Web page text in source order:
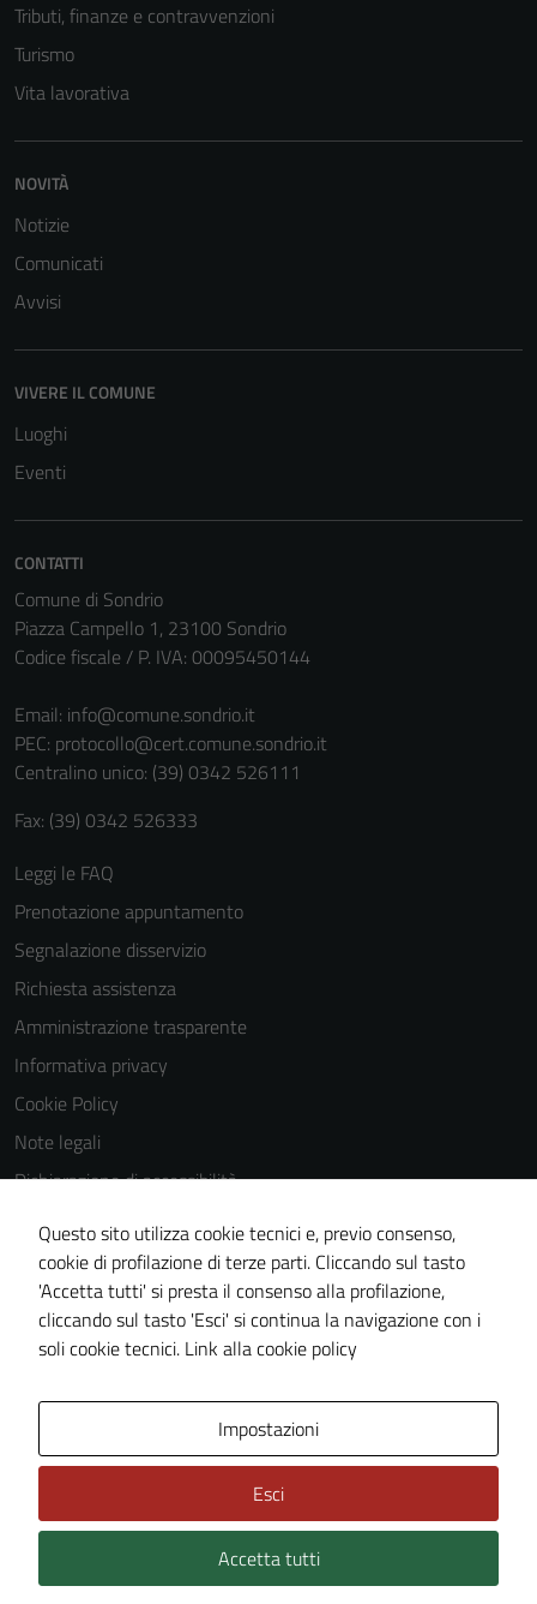
Tributi, finanze e contravvenzioni
Turismo
Vita lavorativa
NOVITÀ
Notizie
Comunicati
Avvisi
VIVERE IL COMUNE
Luoghi
Eventi
CONTATTI
Comune di Sondrio
Piazza Campello 1, 23100 Sondrio
Codice fiscale / P. IVA: 00095450144
Email: info@comune.sondrio.it
PEC: protocollo@cert.comune.sondrio.it
Centralino unico: (39) 0342 526111
Fax: (39) 0342 526333
Leggi le FAQ
Prenotazione appuntamento
Segnalazione disservizio
Richiesta assistenza
Amministrazione trasparente
Informativa privacy
Cookie Policy
Note legali
Dichiarazione di accessibilità
Dichiarazione di accessibilità Servizi
Whistleblowing
Piano di miglioramento del sito
Area riservata
Technical Design s.r.l.
Questo sito utilizza cookie tecnici e, previo consenso,
cookie di profilazione di terze parti. Cliccando sul tasto
'Accetta tutti' si presta il consenso alla profilazione,
cliccando sul tasto 'Esci' si continua la navigazione con i
soli cookie tecnici. Link alla cookie policy
Impostazioni
Esci
Accetta tutti
funzionamento